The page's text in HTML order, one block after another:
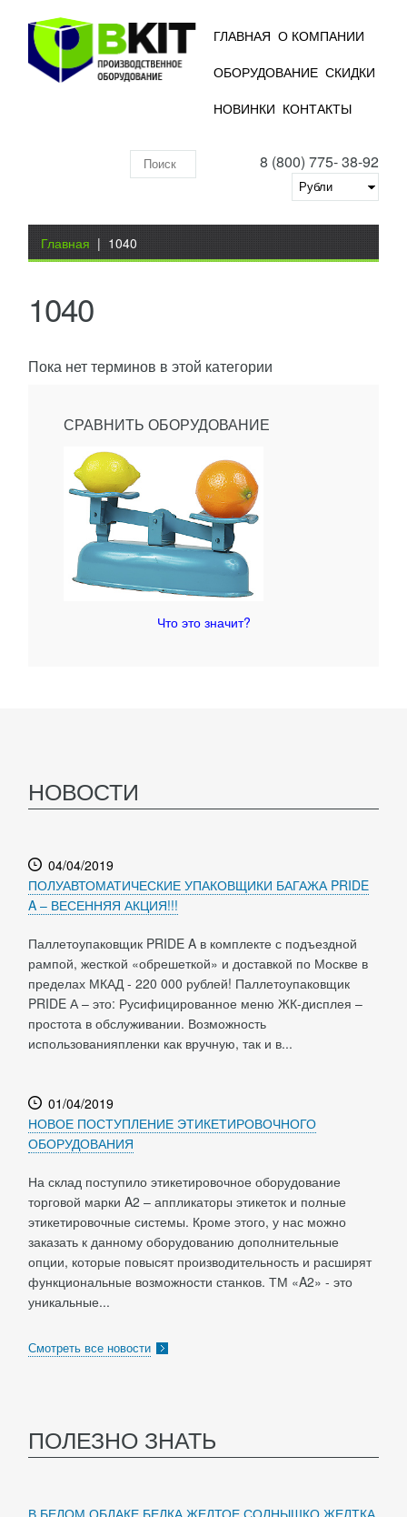
ГЛАВНАЯ О КОМПАНИИ
ОБОРУДОВАНИЕ СКИДКИ
НОВИНКИ КОНТАКТЫ
8 (800) 775- 38-92
складу
Вы здесь
Главная | 1040
1040
Пока нет терминов в этой категории
СРАВНИТЬ ОБОРУДОВАНИЕ
Что это значит?
НОВОСТИ
04/04/2019
ПОЛУАВТОМАТИЧЕСКИЕ УПАКОВЩИКИ БАГАЖА PRIDE
A – ВЕСЕННЯЯ АКЦИЯ!!!
Паллетоупаковщик PRIDE A в комплекте с подъездной
рампой, жесткой «обрешеткой» и доставкой по Москве в
пределах МКАД - 220 000 рублей! Паллетоупаковщик
PRIDE А – это: Русифицированное меню ЖК-дисплея –
простота в обслуживании. Возможность
использованияпленки как вручную, так и в...
01/04/2019
НОВОЕ ПОСТУПЛЕНИЕ ЭТИКЕТИРОВОЧНОГО
ОБОРУДОВАНИЯ
На склад поступило этикетировочное оборудование
торговой марки A2 – аппликаторы этикеток и полные
этикетировочные системы. Кроме этого, у нас можно
заказать к данному оборудованию дополнительные
опции, которые повысят производительность и расширят
функциональные возможности станков. ТМ «A2» - это
уникальные...
Смотреть все новости
ПОЛЕЗНО ЗНАТЬ
В БЕЛОМ ОБЛАКЕ БЕЛКА ЖЕЛТОЕ СОЛНЫШКО ЖЕЛТКА